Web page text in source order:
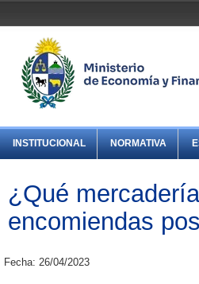
INSTITUCIONAL NORMATIVA
¿Qué
encomiendas
Fecha: 26/04/2023